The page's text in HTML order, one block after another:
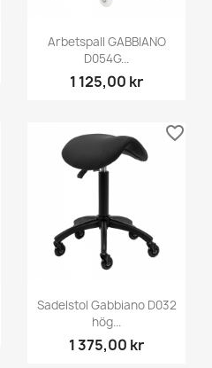
Arbetspall GABBIANO
D054G...
1 125,00 kr
Sadelstol Gabbiano D032
hög...
1 375,00 kr
favorite_border